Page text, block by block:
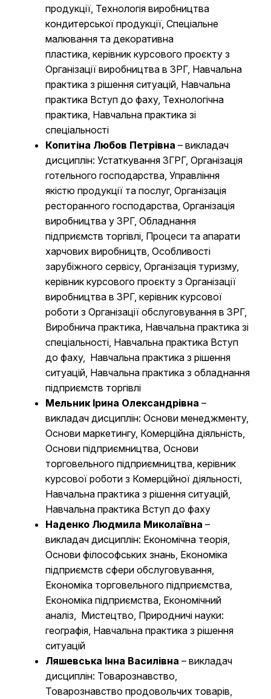
продукції, Технологія виробництва
кондитерської продукції, Спеціальне
малювання та декоративна
пластика, керівник курсового проєкту з
Організації виробництва в ЗРГ, Навчальна
практика з рішення ситуацій, Навчальна
практика Вступ до фаху, Технологічна
практика, Навчальна практика зі
спеціальності
​Копитіна Любов Петрівна – викладач
дисциплін: Устаткування ЗГРГ, Організація
готельного господарства, Управління
якістю продукції та послуг, Організація
ресторанного господарства, Організація
виробництва у ЗРГ, Обладнання
підприємств торгівлі, Процеси та апарати
харчових виробництв, Особливості
зарубіжного сервісу, Організація туризму,
керівник курсового проєкту з Організації
виробництва в ЗРГ, керівник курсової
роботи з Організації обслуговування в ЗРГ,
Виробнича практика, Навчальна практика зі
спеціальності, Навчальна практика Вступ
до фаху, Навчальна практика з рішення
ситуацій, Навчальна практика з обладнання
підприємств торгівлі
Мельник Ірина Олександрівна –
викладач дисциплін: Основи менеджменту,
Основи маркетингу, Комерційна діяльність,
Основи підприємництва, Основи
торговельного підприємництва, керівник
курсової роботи з Комерційної діяльності,
Навчальна практика з рішення ситуацій,
Навчальна практика Вступ до фаху
Наденко Людмила Миколаївна –
викладач дисциплін: Економічна теорія,
Основи філософських знань, Економіка
підприємств сфери обслуговування,
Економіка торговельного підприємства,
Економіка підприємства, Економічний
аналіз, Мистецтво, Природничі науки:
географія, Навчальна практика з рішення
ситуацій
Ляшевська Інна Василівна – викладач
дисциплін: Товарознавство,
Товарознавство продовольчих товарів,